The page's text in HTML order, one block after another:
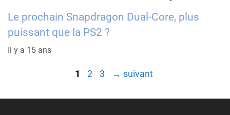
Le prochain Snapdragon Dual-Core, plus
puissant que la PS2 ?
Il y a 15 ans
Page
1 Page
2 Page
3 → suivant